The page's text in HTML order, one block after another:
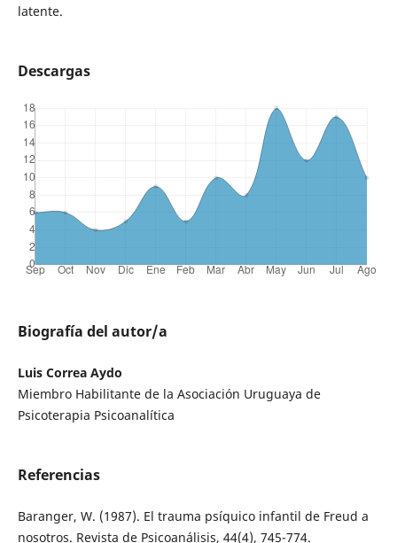
latente.
Descargas
Biografía del autor/a
Luis Correa Aydo
Miembro Habilitante de la Asociación Uruguaya de
Psicoterapia Psicoanalítica
Referencias
Baranger, W. (1987). El trauma psíquico infantil de Freud a
nosotros. Revista de Psicoanálisis, 44(4), 745-774.